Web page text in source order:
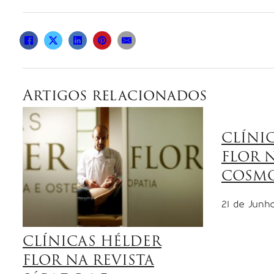
Artigos relacionados
CLÍNICAS HÉLDER
FLOR NA REVISTA
FLOR
21 de